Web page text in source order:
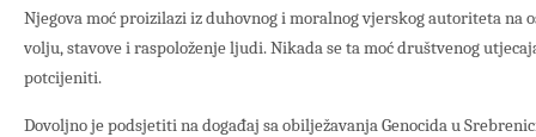
Njegova moć proizilazi iz duhovnog i moralnog vjerskog autoriteta na
volju, stavove i raspoloženje ljudi. Nikada se ta moć društvenog
potcijeniti.
Dovoljno je podsjetiti na događaj sa obilježavanja Genocida u